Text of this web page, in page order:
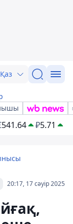
Қаз
541.64 ₽5.71
20:17, 17 сәуір 2025